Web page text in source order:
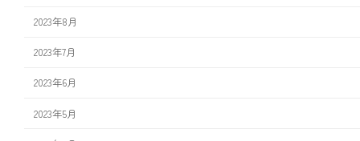
2023年8月
2023年7月
2023年6月
2023年5月